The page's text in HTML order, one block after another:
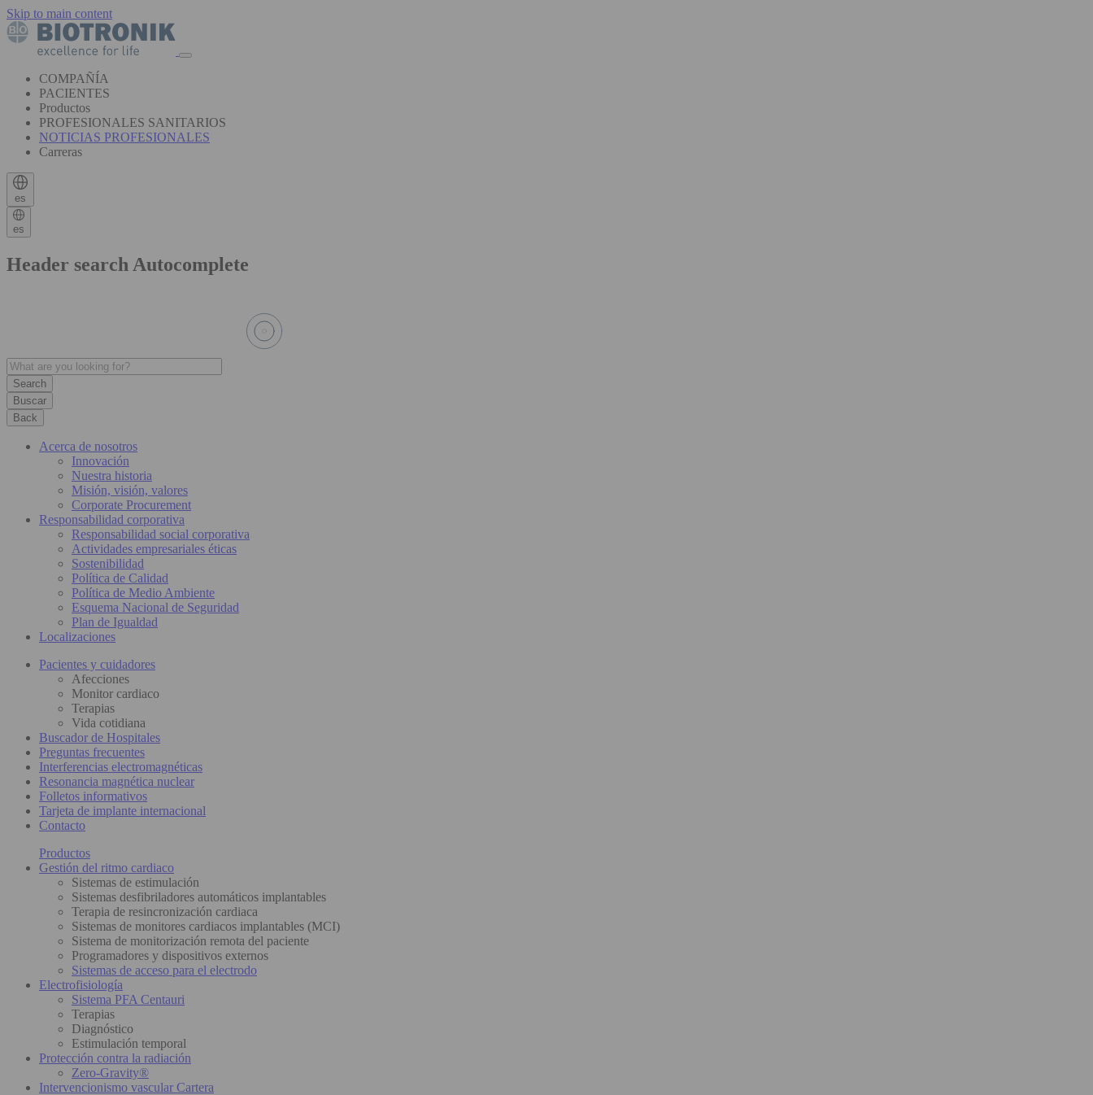
Skip to main content
COMPAÑÍA
PACIENTES
Productos
PROFESIONALES SANITARIOS
NOTICIAS PROFESIONALES
Carreras
es
es
Header search Autocomplete
Buscar
Back
Acerca de nosotros
Innovación
Nuestra historia
Misión, visión, valores
Corporate Procurement
Responsabilidad corporativa
Responsabilidad social corporativa
Actividades empresariales éticas
Sostenibilidad
Política de Calidad
Política de Medio Ambiente
Esquema Nacional de Seguridad
Plan de Igualdad
Localizaciones
Pacientes y cuidadores
Afecciones
Monitor cardiaco
Terapias
Vida cotidiana
Buscador de Hospitales
Preguntas frecuentes
Interferencias electromagnéticas
Resonancia magnética nuclear
Folletos informativos
Tarjeta de implante internacional
Contacto
Productos
Gestión del ritmo cardiaco
Sistemas de estimulación
Sistemas desfibriladores automáticos implantables
Terapia de resincronización cardiaca
Sistemas de monitores cardiacos implantables (MCI)
Sistema de monitorización remota del paciente
Programadores y dispositivos externos
Sistemas de acceso para el electrodo
Electrofisiología
Sistema PFA Centauri
Terapias
Diagnóstico
Estimulación temporal
Protección contra la radiación
Zero-Gravity®
Intervencionismo vascular Cartera